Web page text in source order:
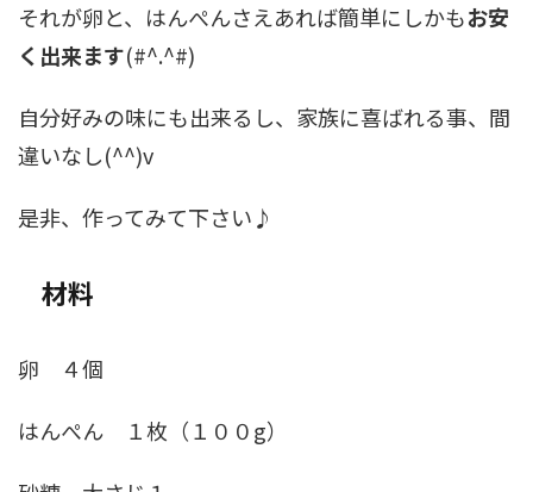
それが卵と、はんぺんさえあれば簡単にしかもお安
く出来ます(#^.^#)
自分好みの味にも出来るし、家族に喜ばれる事、間
違いなし(^^)v
是非、作ってみて下さい♪
材料
卵 ４個
はんぺん １枚（１００g）